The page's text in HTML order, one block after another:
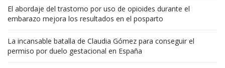
El abordaje del trastorno por uso de opioides durante el
embarazo mejora los resultados en el posparto
La incansable batalla de Claudia Gómez para conseguir el
permiso por duelo gestacional en España